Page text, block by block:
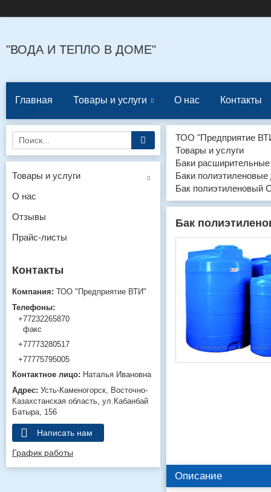
"ВОДА И ТЕПЛО В ДОМЕ"
Главная Товары и услуги О нас Контакты
ТОО "Предприятие
Товары и услуги
Баки
Баки
Бак полиэтиленовый
Бак
Описание
Товары и услуги
О нас
Отзывы
Прайс-листы
ТОО "Предприятие ВТИ"
+77232265870
факс
+77773280517
+77775795005
Наталья Ивановна
Усть-Каменогорск
Восточно-
Казахстанская область ул.Кабанбай
Батыра, 156
Написать нам
График работы